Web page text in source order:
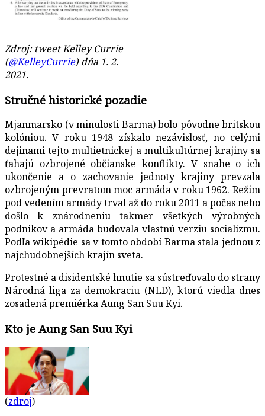
Zdroj: tweet Kelley Currie
(@KelleyCurrie) dňa 1. 2.
2021.
Stručné historické pozadie
Mjanmarsko (v minulosti Barma) bolo pôvodne britskou
kolóniou. V roku 1948 získalo nezávislosť, no celými
dejinami tejto multietnickej a multikultúrnej krajiny sa
ťahajú ozbrojené občianske konflikty. V snahe o ich
ukončenie a o zachovanie jednoty krajiny prevzala
ozbrojeným prevratom moc armáda v roku 1962. Režim
pod vedením armády trval až do roku 2011 a počas neho
došlo k znárodneniu takmer všetkých výrobných
podnikov a armáda budovala vlastnú verziu socializmu.
Podľa wikipédie sa v tomto období Barma stala jednou z
najchudobnejších krajín sveta.
Protestné a disidentské hnutie sa sústreďovalo do strany
Národná liga za demokraciu (NLD), ktorú viedla dnes
zosadená premiérka Aung San Suu Kyi.
Kto je Aung San Suu Kyi
(zdroj)